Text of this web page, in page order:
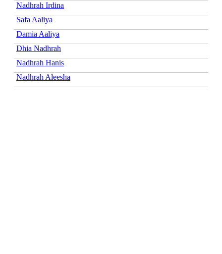
Nadhrah Irdina
Safa Aaliya
Damia Aaliya
Dhia Nadhrah
Nadhrah Hanis
Nadhrah Aleesha